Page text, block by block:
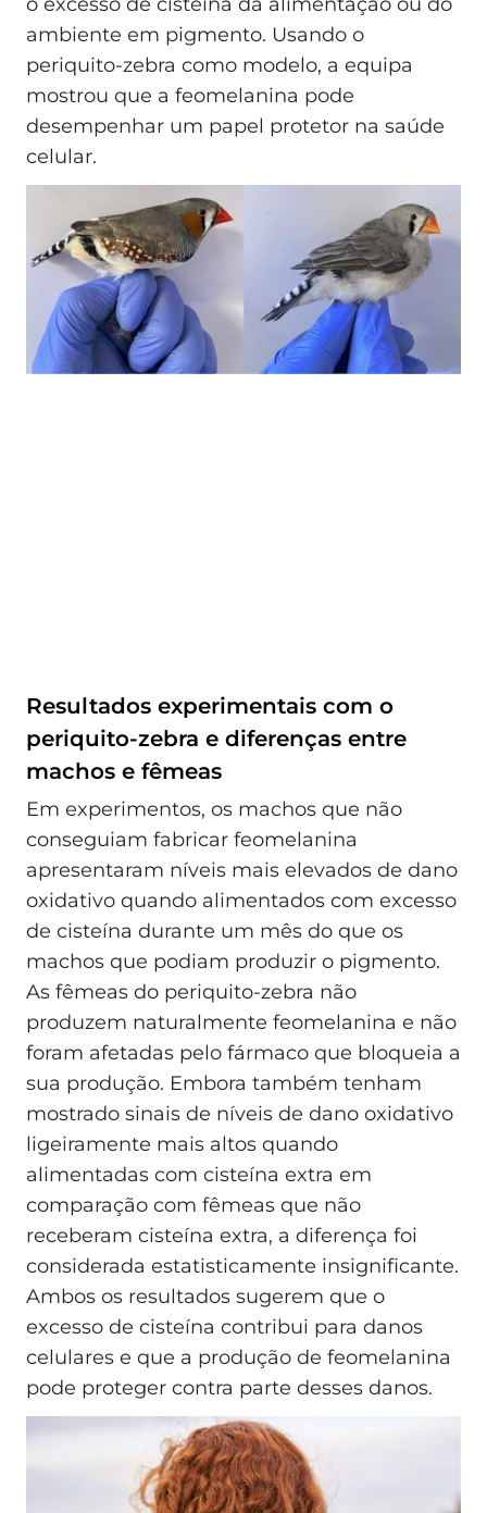
ambiente em pigmento. Usando o
periquito-zebra como modelo, a equipa
mostrou que a feomelanina pode
desempenhar um papel protetor na saúde
celular.
Resultados experimentais com o
periquito-zebra e diferenças entre
machos e fêmeas
Em experimentos, os machos que não
conseguiam fabricar feomelanina
apresentaram níveis mais elevados de dano
oxidativo quando alimentados com excesso
de cisteína durante um mês do que os
machos que podiam produzir o pigmento.
As fêmeas do periquito-zebra não
produzem naturalmente feomelanina e não
foram afetadas pelo fármaco que bloqueia a
sua produção. Embora também tenham
mostrado sinais de níveis de dano oxidativo
ligeiramente mais altos quando
alimentadas com cisteína extra em
comparação com fêmeas que não
receberam cisteína extra, a diferença foi
considerada estatisticamente insignificante.
Ambos os resultados sugerem que o
excesso de cisteína contribui para danos
celulares e que a produção de feomelanina
pode proteger contra parte desses danos.